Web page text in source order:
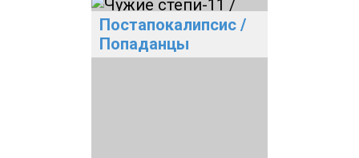
Постапокалипсис /
Попаданцы